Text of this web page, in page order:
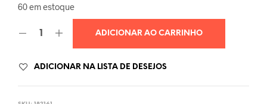
60 em estoque
ADICIONAR AO CARRINHO
ADICIONAR NA LISTA DE DESEJOS